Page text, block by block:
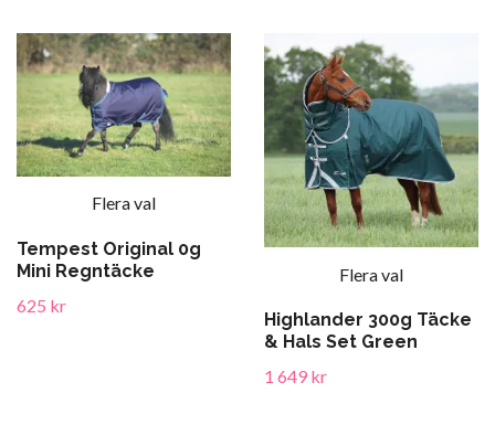
Flera val
Tempest Original 0g
Mini Regntäcke
625 kr
Flera val
Highlander 300g Täcke
& Hals Set Green
1 649 kr